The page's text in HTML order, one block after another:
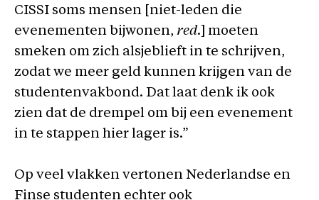
CISSI soms mensen [niet-leden die
evenementen bijwonen, red.] moeten
smeken om zich alsjeblieft in te schrijven,
zodat we meer geld kunnen krijgen van de
studentenvakbond. Dat laat denk ik ook
zien dat de drempel om bij een evenement
in te stappen hier lager is.”
Op veel vlakken vertonen Nederlandse en
Finse studenten echter ook